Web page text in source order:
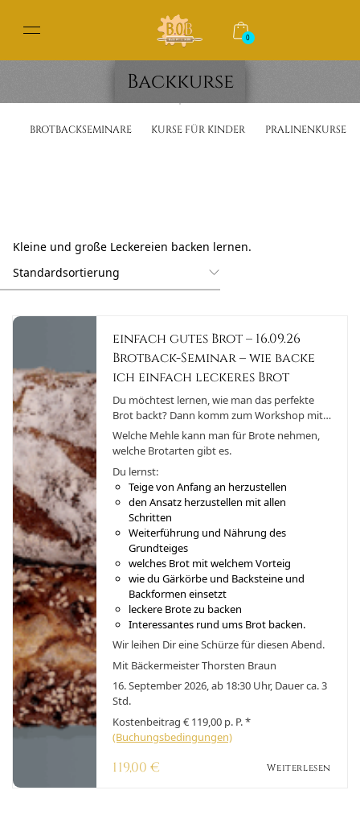
0
Backkurse
BROTBACKSEMINARE KURSE FÜR KINDER PRALINENKURSE
Kleine und große Leckereien backen lernen.
einfach gutes Brot – 16.09.26
Brotback-Seminar – wie backe
ich einfach leckeres Brot
Du möchtest lernen, wie man das perfekte
Brot backt? Dann komm zum Workshop mit
dem leidenschaftlichen Bäckermeister
Thorsten Braun. Er kann nicht nur backen,
sondern auch Geschichten erzählen: In den
Backpausen gibt es kulinarisch angehauchte
Kostproben seiner Schreibkunst.
Welche Mehle kann man für Brote nehmen,
welche Brotarten gibt es.
Du lernst:
Teige von Anfang an herzustellen
den Ansatz herzustellen mit allen
Schritten
Weiterführung und Nährung des
Grundteiges
welches Brot mit welchem Vorteig
wie du Gärkörbe und Backsteine und
Backformen einsetzt
leckere Brote zu backen
Interessantes rund ums Brot backen.
Wir leihen Dir eine Schürze für diesen Abend.
Mit Bäckermeister Thorsten Braun
16. September 2026, ab 18:30 Uhr, Dauer ca. 3
Std.
Kostenbeitrag € 119,00 p. P. *
(Buchungsbedingungen)
119,00 € Weiterlesen